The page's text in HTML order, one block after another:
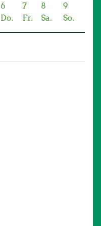
6
Do.
7
Fr.
8
Sa.
9
So.